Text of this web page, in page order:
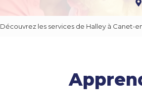
Découvrez les services de Halley à Canet-